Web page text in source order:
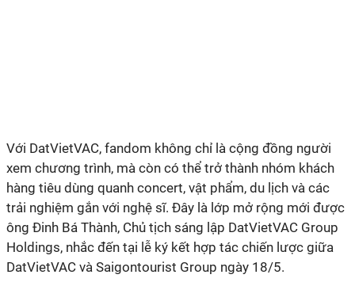
Với DatVietVAC, fandom không chỉ là cộng đồng người
xem chương trình, mà còn có thể trở thành nhóm khách
hàng tiêu dùng quanh concert, vật phẩm, du lịch và các
trải nghiệm gắn với nghệ sĩ. Đây là lớp mở rộng mới được
ông Đinh Bá Thành, Chủ tịch sáng lập DatVietVAC Group
Holdings, nhắc đến tại lễ ký kết hợp tác chiến lược giữa
DatVietVAC và Saigontourist Group ngày 18/5.